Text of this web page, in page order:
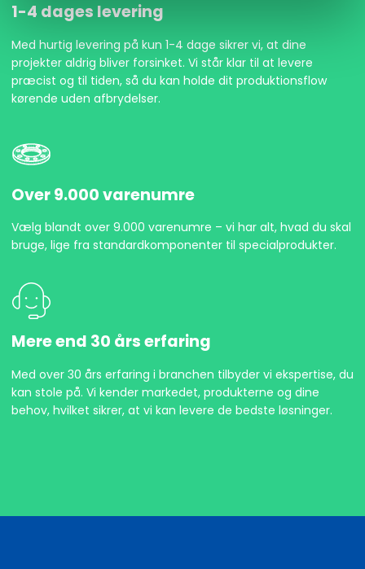
1-4 dages levering
Med hurtig levering på kun 1-4 dage sikrer vi, at dine
projekter aldrig bliver forsinket. Vi står klar til at levere
præcist og til tiden, så du kan holde dit produktionsflow
kørende uden afbrydelser.
Over 9.000 varenumre
Vælg blandt over 9.000 varenumre – vi har alt, hvad du skal
bruge, lige fra standardkomponenter til specialprodukter.
Mere end 30 års erfaring
Med over 30 års erfaring i branchen tilbyder vi ekspertise, du
kan stole på. Vi kender markedet, produkterne og dine
behov, hvilket sikrer, at vi kan levere de bedste løsninger.